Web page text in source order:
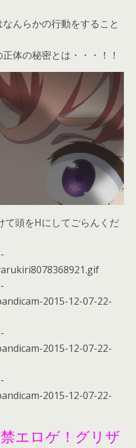
んらかの行動をすること
体の秘密とは・・・！！
て頭をHにしてごらんくだ
2015-12-07-22-
2015-12-07-22-
2015-12-07-22-
エロゲ！グリザ